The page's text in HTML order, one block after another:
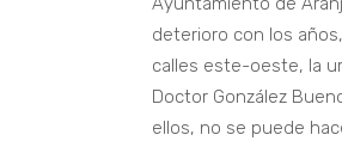
deterioro con los
calles este-oeste, la
Doctor González
ellos, no se puede